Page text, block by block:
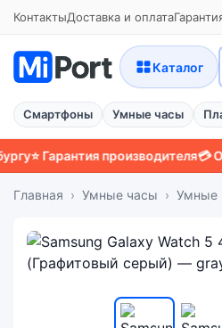
КонтактыДоставка и оплата
Каталог
Смартфоны Умные часы
производителя💳 Оплата
Главная Умные часы Умные